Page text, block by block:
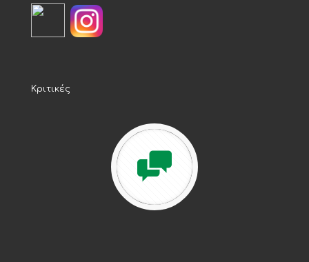
Κριτικές